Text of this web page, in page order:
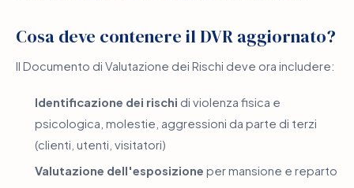
Cosa deve contenere il DVR aggiornato?
Il Documento di Valutazione dei Rischi deve ora includere:
Identificazione dei rischi di violenza fisica e
psicologica, molestie, aggressioni da parte di terzi
(clienti, utenti, visitatori)
Valutazione dell'esposizione per mansione e reparto